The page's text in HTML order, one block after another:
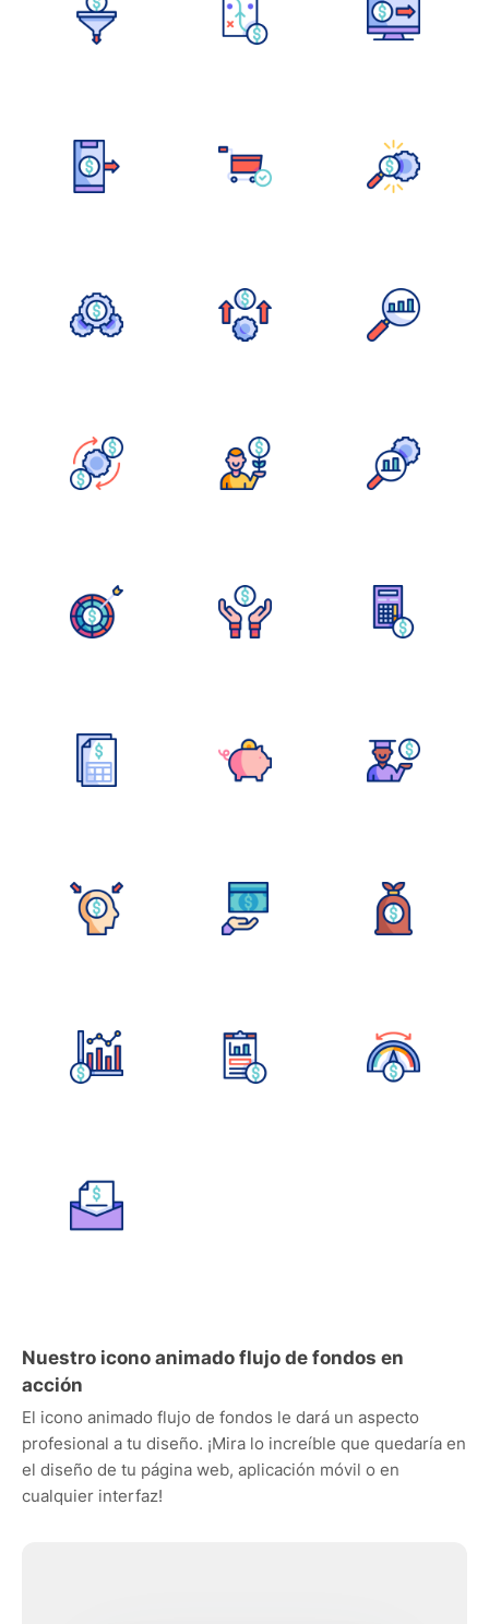
Nuestro icono animado flujo de fondos en
acción
El icono animado flujo de fondos le dará un aspecto
profesional a tu diseño. ¡Mira lo increíble que quedaría en
el diseño de tu página web, aplicación móvil o en
cualquier interfaz!